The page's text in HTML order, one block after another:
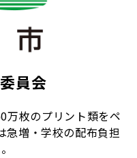
員会
万枚のプリント類をペ
急増・学校の配布負担